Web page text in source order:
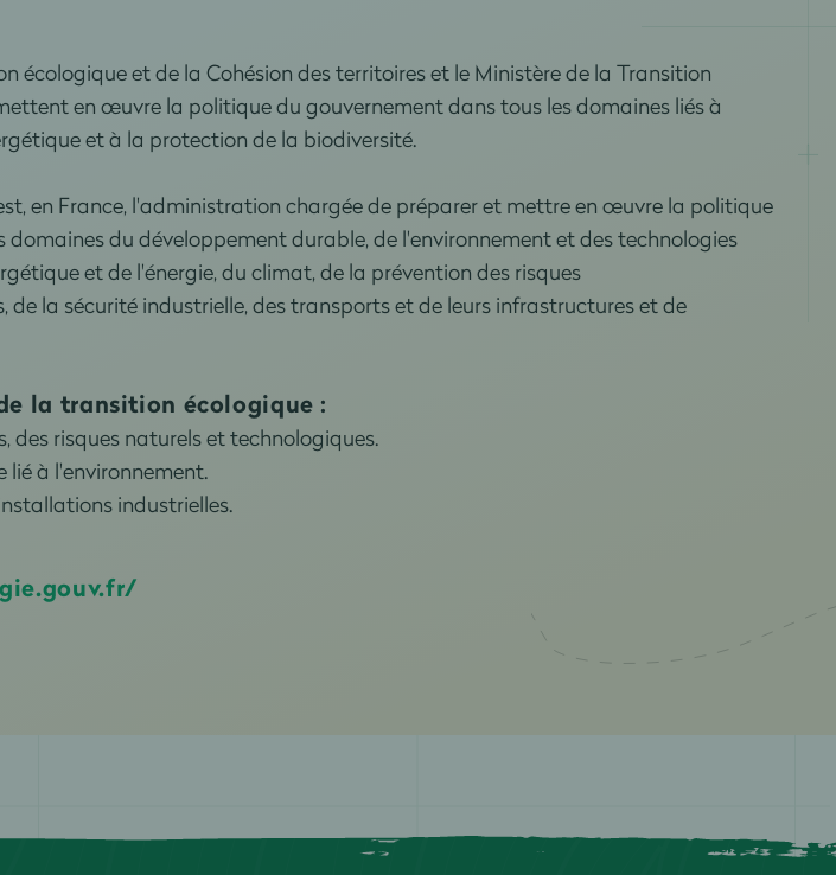
écologique et de la Cohésion des territoires et le Ministère de la Transition
en œuvre la politique du gouvernement dans tous les domaines liés à
et à la protection de la biodiversité.
en France, l'administration chargée de préparer et mettre en œuvre la politique
domaines du développement durable, de l'environnement et des technologies
et de l'énergie, du climat, de la prévention des risques
de la sécurité industrielle, des transports et de leurs infrastructures et de
la transition écologique :
des risques naturels et technologiques.
lié à l'environnement.
industrielles.